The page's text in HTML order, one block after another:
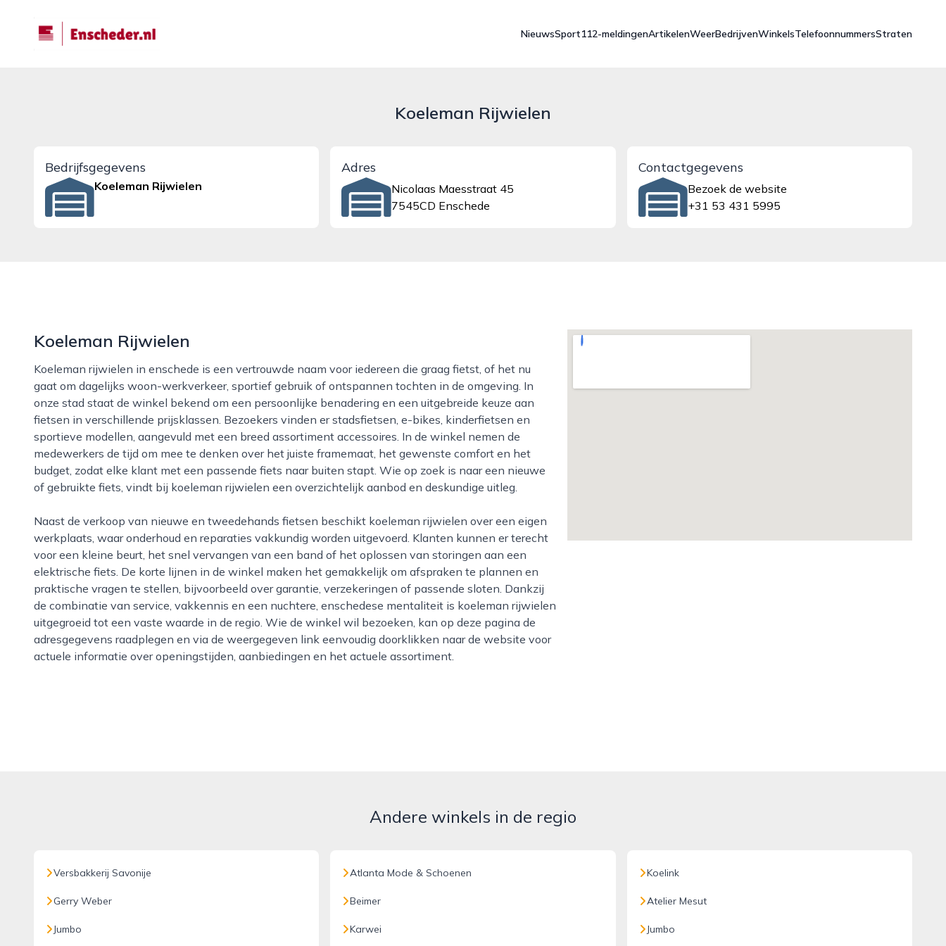
enscheder.nl
NieuwsSport112-meldingenArtikelenWeerBedrijvenWinkelsTelefoonnummersStraten
Koeleman Rijwielen
Bedrijfsgegevens
Koeleman Rijwielen
Adres
Nicolaas Maesstraat 45
7545CD Enschede
Contactgegevens
Bezoek de website
+31 53 431 5995
Koeleman Rijwielen
Koeleman rijwielen in enschede is een vertrouwde naam voor iedereen die graag fietst, of het nu
gaat om dagelijks woon-werkverkeer, sportief gebruik of ontspannen tochten in de omgeving. In
onze stad staat de winkel bekend om een persoonlijke benadering en een uitgebreide keuze aan
fietsen in verschillende prijsklassen. Bezoekers vinden er stadsfietsen, e-bikes, kinderfietsen en
sportieve modellen, aangevuld met een breed assortiment accessoires. In de winkel nemen de
medewerkers de tijd om mee te denken over het juiste framemaat, het gewenste comfort en het
budget, zodat elke klant met een passende fiets naar buiten stapt. Wie op zoek is naar een nieuwe
of gebruikte fiets, vindt bij koeleman rijwielen een overzichtelijk aanbod en deskundige uitleg.
Naast de verkoop van nieuwe en tweedehands fietsen beschikt koeleman rijwielen over een eigen
werkplaats, waar onderhoud en reparaties vakkundig worden uitgevoerd. Klanten kunnen er terecht
voor een kleine beurt, het snel vervangen van een band of het oplossen van storingen aan een
elektrische fiets. De korte lijnen in de winkel maken het gemakkelijk om afspraken te plannen en
praktische vragen te stellen, bijvoorbeeld over garantie, verzekeringen of passende sloten. Dankzij
de combinatie van service, vakkennis en een nuchtere, enschedese mentaliteit is koeleman rijwielen
uitgegroeid tot een vaste waarde in de regio. Wie de winkel wil bezoeken, kan op deze pagina de
adresgegevens raadplegen en via de weergegeven link eenvoudig doorklikken naar de website voor
actuele informatie over openingstijden, aanbiedingen en het actuele assortiment.
Andere winkels in de regio
Versbakkerij Savonije
Gerry Weber
Jumbo
Atlanta Mode & Schoenen
Beimer
Karwei
Koelink
Atelier Mesut
Jumbo